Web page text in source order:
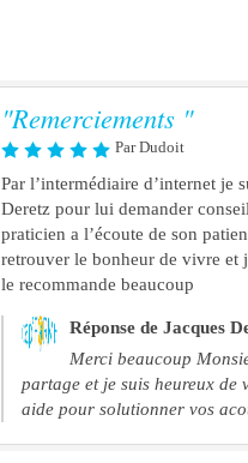
"Remerciements "
Par Dudoit
Par l’intermédiaire d’internet je
Deretz pour lui demander
praticien a l’écoute de son
retrouver le bonheur de vivre et
le recommande beaucoup
Réponse de Jacques
Merci beaucoup
partage et je suis heureux de
aide pour solutionner vos